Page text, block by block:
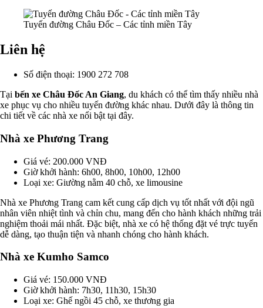
Tuyến đường Châu Đốc – Các tỉnh miền Tây
Liên hệ
Số điện thoại: 1900 272 708
Tại bến xe Châu Đốc An Giang, du khách có thể tìm thấy nhiều nhà
xe phục vụ cho nhiều tuyến đường khác nhau. Dưới đây là thông tin
chi tiết về các nhà xe nổi bật tại đây.
Nhà xe Phương Trang
Giá vé: 200.000 VNĐ
Giờ khởi hành: 6h00, 8h00, 10h00, 12h00
Loại xe: Giường nằm 40 chỗ, xe limousine
Nhà xe Phương Trang cam kết cung cấp dịch vụ tốt nhất với đội ngũ
nhân viên nhiệt tình và chỉn chu, mang đến cho hành khách những trải
nghiệm thoải mái nhất. Đặc biệt, nhà xe có hệ thống đặt vé trực tuyến
dễ dàng, tạo thuận tiện và nhanh chóng cho hành khách.
Nhà xe Kumho Samco
Giá vé: 150.000 VNĐ
Giờ khởi hành: 7h30, 11h30, 15h30
Loại xe: Ghế ngồi 45 chỗ, xe thương gia